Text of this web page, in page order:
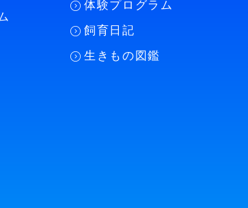
体験プログラム
飼育日記
生きもの図鑑